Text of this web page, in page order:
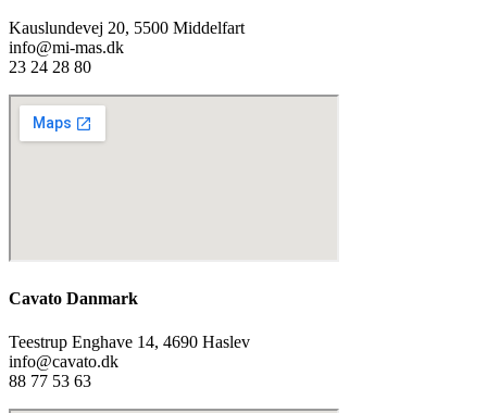
Kauslundevej 20, 5500 Middelfart
info@mi-mas.dk
23 24 28 80
Cavato Danmark
Teestrup Enghave 14, 4690 Haslev
info@cavato.dk
88 77 53 63